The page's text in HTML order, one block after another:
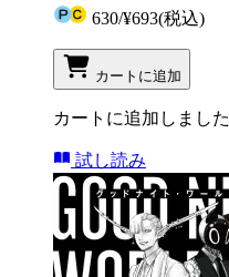
630/¥693(税込)
カートに追加
カートに追加しました
試し読み